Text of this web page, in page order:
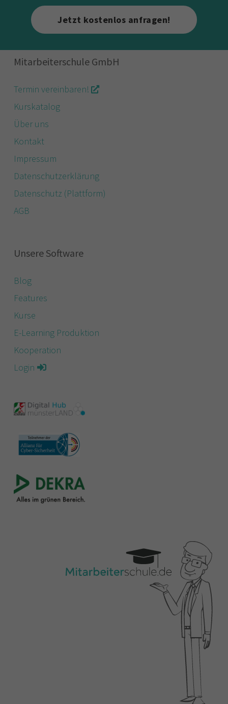
Jetzt kostenlos anfragen!
Mitarbeiterschule GmbH
Termin vereinbaren!
Kurskatalog
Über uns
Kontakt
Impressum
Datenschutzerklärung
Datenschutz (Plattform)
AGB
Unsere Software
Blog
Features
Kurse
E-Learning Produktion
Kooperation
Login